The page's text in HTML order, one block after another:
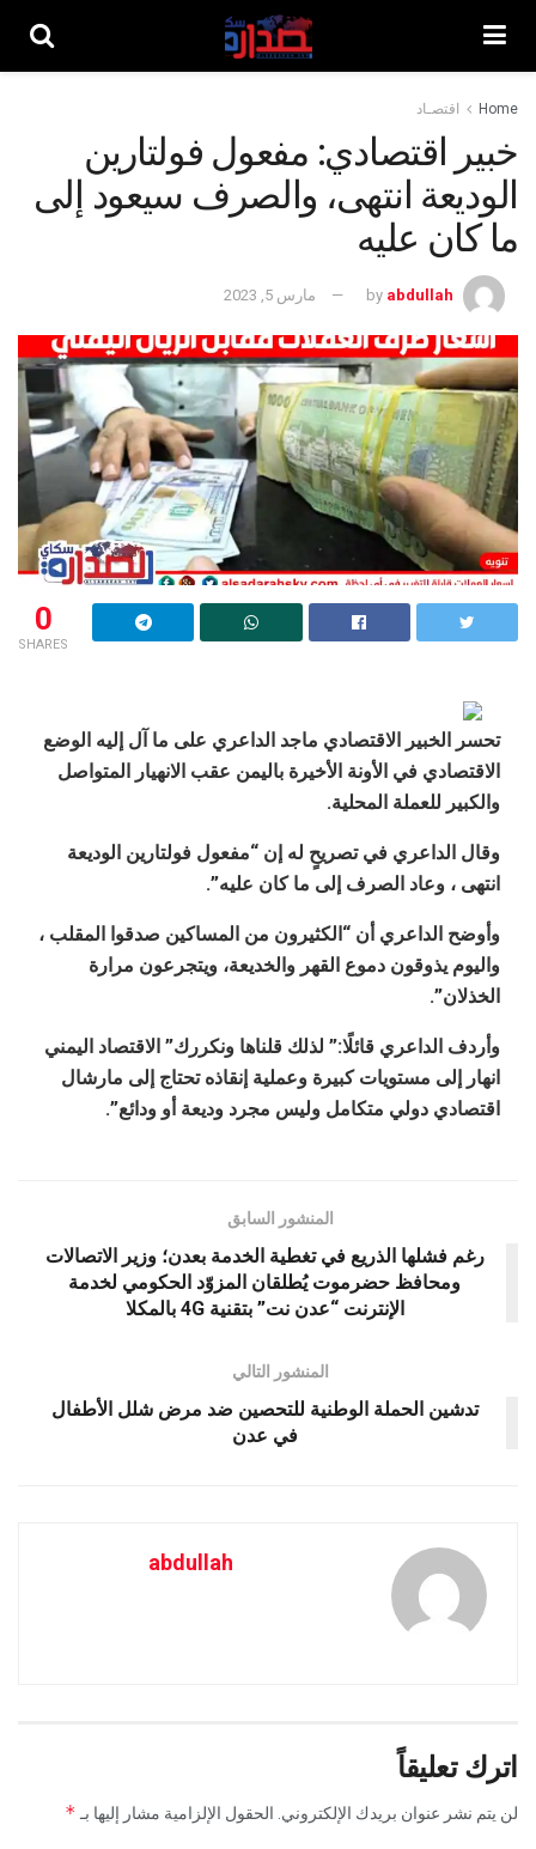
Home اقتصـاد
خبير اقتصادي: مفعول فولتارين
الوديعة انتهى، والصرف سيعود إلى
ما كان عليه
by abdullah مارس 5, 2023
0
SHARES
تحسر الخبير الاقتصادي ماجد الداعري على ما آل إليه الوضع
الاقتصادي في الأونة الأخيرة باليمن عقب الانهيار المتواصل
والكبير للعملة المحلية.
وقال الداعري في تصريحٍ له إن “مفعول فولتارين الوديعة
انتهى ، وعاد الصرف إلى ما كان عليه”.
وأوضح الداعري أن “الكثيرون من المساكين صدقوا المقلب ،
واليوم يذوقون دموع القهر والخديعة، ويتجرعون مرارة
الخذلان”.
وأردف الداعري قائلًا:” لذلك قلناها ونكررك” الاقتصاد اليمني
انهار إلى مستويات كبيرة وعملية إنقاذه تحتاج إلى مارشال
اقتصادي دولي متكامل وليس مجرد وديعة أو ودائع”.
المنشور السابق
رغم فشلها الذريع في تغطية الخدمة بعدن؛ وزير الاتصالات
ومحافظ حضرموت يُطلقان المزوّد الحكومي لخدمة
الإنترنت “عدن نت” بتقنية 4G بالمكلا
المنشور التالي
تدشين الحملة الوطنية للتحصين ضد مرض شلل الأطفال
في عدن
abdullah
اترك تعليقاً
لن يتم نشر عنوان بريدك الإلكتروني. الحقول الإلزامية مشار إليها بـ*